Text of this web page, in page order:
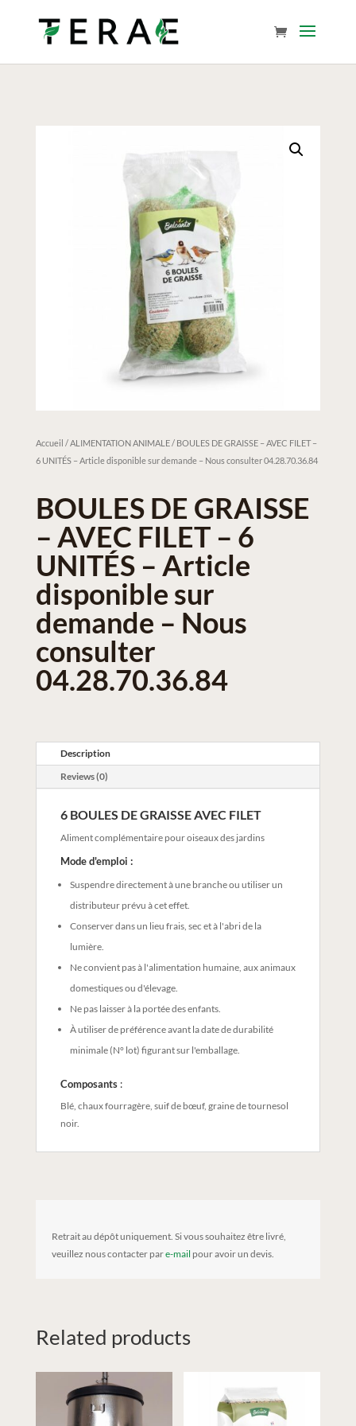
Accueil /ALIMENTATION ANIMALE/ BOULES DE GRAISSE – AVEC FILET –
6 UNITÉS – Article disponible sur demande – Nous consulter 04.28.70.36.84
BOULES DE GRAISSE
– AVEC FILET – 6
UNITÉS – Article
disponible sur
demande – Nous
consulter
04.28.70.36.84
Description
Reviews (0)
6 BOULES DE GRAISSE AVEC FILET
Aliment complémentaire pour oiseaux des jardins
Mode d'emploi :
Suspendre directement à une branche ou utiliser un
distributeur prévu à cet effet.
Conserver dans un lieu frais, sec et à l'abri de la
lumière.
Ne convient pas à l'alimentation humaine, aux animaux
domestiques ou d'élevage.
Ne pas laisser à la portée des enfants.
À utiliser de préférence avant la date de durabilité
minimale (N° lot) figurant sur l'emballage.
Composants:
Blé, chaux fourragère, suif de bœuf, graine de tournesol
noir.
Retrait au dépôt uniquement. Si vous souhaitez être livré,
veuillez nous contacter pare-mail pour avoir un devis.
Related products